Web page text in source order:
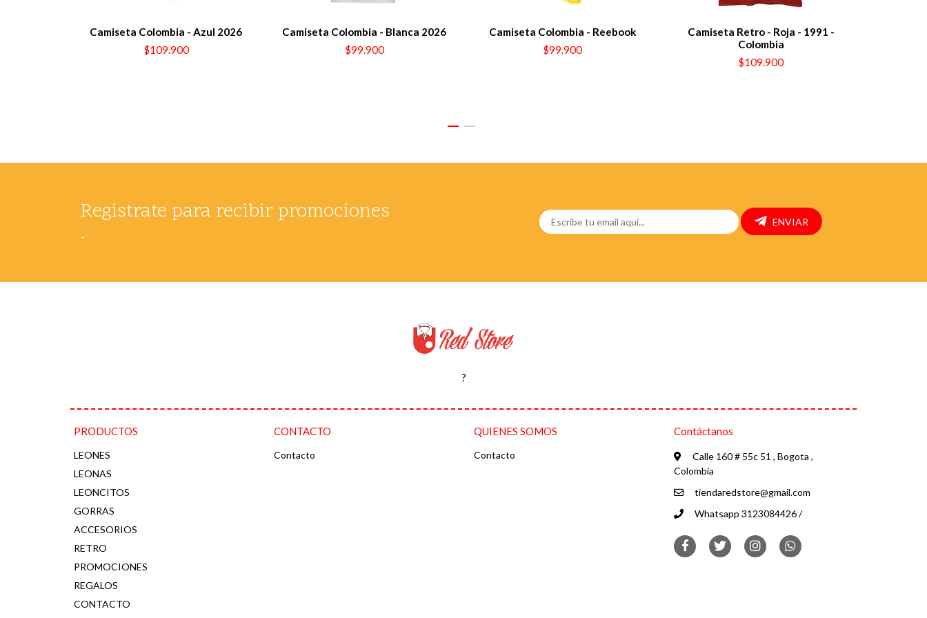
Camiseta Colombia - Azul 2026
$109.900
Camiseta Colombia - Blanca 2026
$99.900
Camiseta Colombia - Reebook
$99.900
Camiseta Retro - Roja - 1991 -
Colombia
$109.900
Registrate para recibir promociones
-
ENVIAR
?
PRODUCTOS
LEONES
LEONAS
LEONCITOS
GORRAS
ACCESORIOS
RETRO
PROMOCIONES
REGALOS
CONTACTO
CONTACTO
Contacto
QUIENES SOMOS
Contacto
Contáctanos
Calle 160 # 55c 51 , Bogota ,
Colombia
tiendaredstore@gmail.com
Whatsapp 3123084426 /